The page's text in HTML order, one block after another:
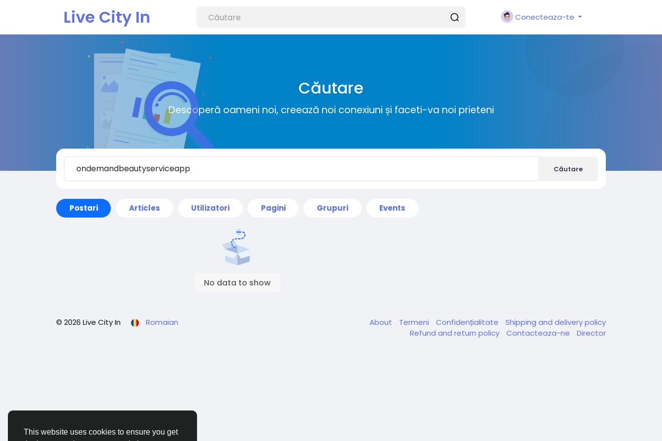
This website uses cookies to ensure you get
Live City In Conecteaza-te
Căutare
Descoperă oameni noi, creează noi conexiuni și faceti-va noi prieteni
Căutare
Postari Articles Utilizatori Pagini Grupuri Events
No data to show
© 2026 Live City In Romaian About Termeni Confidențialitate
Shipping and delivery policy
Refund and return policy
Contacteaza-ne Director